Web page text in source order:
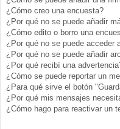
¿Cómo creo una encuesta?
¿Por qué no se puede añadir
¿Cómo edito o borro una
¿Por qué no se puede acceder
¿Por qué no se puede añadir
¿Por qué recibí una
¿Cómo se puede reportar un
¿Para qué sirve el botón
¿Por qué mis mensajes
¿Cómo hago para reactivar un